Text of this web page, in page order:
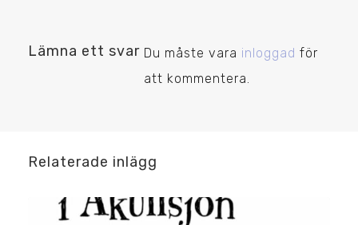
Lämna ett svar Du måste vara inloggad för
att kommentera.
Relaterade inlägg